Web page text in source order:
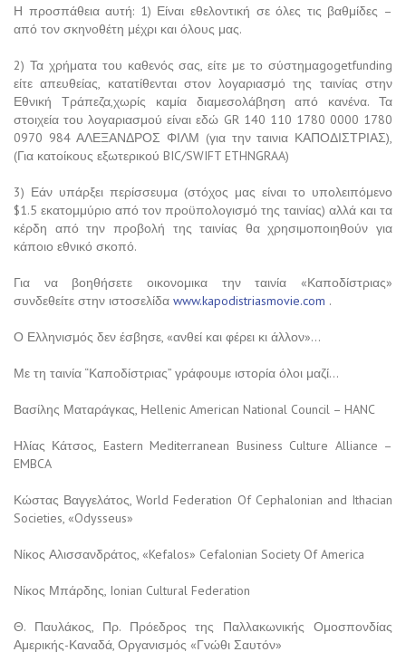
Η προσπάθεια αυτή: 1) Είναι εθελοντική σε όλες τις βαθμίδες –
από τον σκηνοθέτη μέχρι και όλους μας.
2) Τα χρήματα του καθενός σας, είτε με το σύστημαgogetfunding
είτε απευθείας, κατατίθενται στον λογαριασμό της ταινίας στην
Εθνική Τράπεζα,χωρίς καμία διαμεσολάβηση από κανένα. Τα
στοιχεία του λογαριασμού είναι εδώ GR 140 110 1780 0000 1780
0970 984 ΑΛΕΞΑΝΔΡΟΣ ΦΙΛΜ (για την ταινια ΚΑΠΟΔΙΣΤΡΙΑΣ),
(Για κατοίκους εξωτερικού BIC/SWIFT ETHNGRAA)
3) Εάν υπάρξει περίσσευμα (στόχος μας είναι το υπολειπόμενο
$1.5 εκατομμύριο από τον προϋπολογισμό της ταινίας) αλλά και τα
κέρδη από την προβολή της ταινίας θα χρησιμοποιηθούν για
κάποιο εθνικό σκοπό.
Για να βοηθήσετε οικονομικα την ταινία «Καποδίστριας»
συνδεθείτε στην ιστοσελίδα www.kapodistriasmovie.com .
Ο Ελληνισμός δεν έσβησε, «ανθεί και φέρει κι άλλον»…
Με τη ταινία “Καποδίστριας” γράφουμε ιστορία όλοι μαζί…
Βασίλης Ματαράγκας, Ηellenic American National Council – HANC
Ηλίας Κάτσος, Eastern Mediterranean Business Culture Alliance –
EMBCA
Κώστας Βαγγελάτος, World Federation Of Cephalonian and Ithacian
Societies, «Odysseus»
Νίκος Αλισσανδράτος, «Kefalos» Cefalonian Society Of America
Νίκος Μπάρδης, Ionian Cultural Federation
Θ. Παυλάκος, Πρ. Πρόεδρος της Παλλακωνικής Ομοσπονδίας
Αμερικής-Καναδά, Οργανισμός «Γνώθι Σαυτόν»